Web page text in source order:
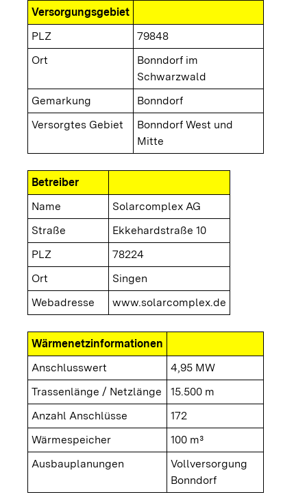
Versorgungsgebiet
PLZ
79848
Ort
Bonndorf im
Schwarzwald
Gemarkung
Bonndorf
Versorgtes Gebiet
Bonndorf West und
Mitte
Betreiber
Name
Solarcomplex AG
Straße
Ekkehardstraße 10
PLZ
78224
Ort
Singen
Webadresse
www.solarcomplex.de
Wärmenetzinformationen
Anschlusswert
4,95 MW
Trassenlänge / Netzlänge
15.500 m
Anzahl Anschlüsse
172
Wärmespeicher
100 m³
Ausbauplanungen
Vollversorgung
Bonndorf